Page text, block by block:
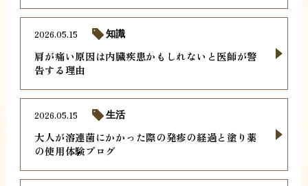
肩が痛い原因は内臓疾患かもしれないと医師が警
告する理由
2026.05.15 知識
大人が溶連菌にかかった際の発疹の経過と塗り薬
の使用体験ブログ
2026.05.15 生活